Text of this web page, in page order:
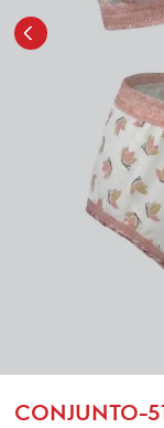
CONJUNTO-